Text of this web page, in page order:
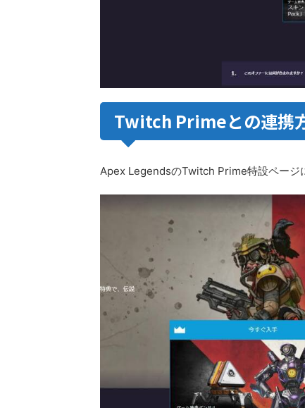
Twitch Primeとの連携
Apex LegendsのTwitch Prime特設ページ